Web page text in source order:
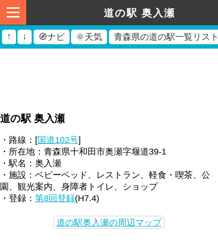
道の駅 奥入瀬
↑ ↓ 🧭ナビ 🌞天気 青森県の道の駅一覧リス
道の駅 奥入瀬
・路線：[国道102号]
・所在地：青森県十和田市奥瀬字堰道39-1
・駅名：奥入瀬
・施設：ベビーベッド、レストラン、軽食・喫茶、公
園、観光案内、身障者トイレ、ショップ
・登録： 第8回登録(H7.4)
道の駅奥入瀬の周辺マップ